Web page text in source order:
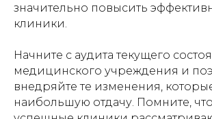
значительно повысить
клиники.
Начните с аудита текущего
медицинского учреждения и
внедряйте те изменения,
наибольшую отдачу. Помните,